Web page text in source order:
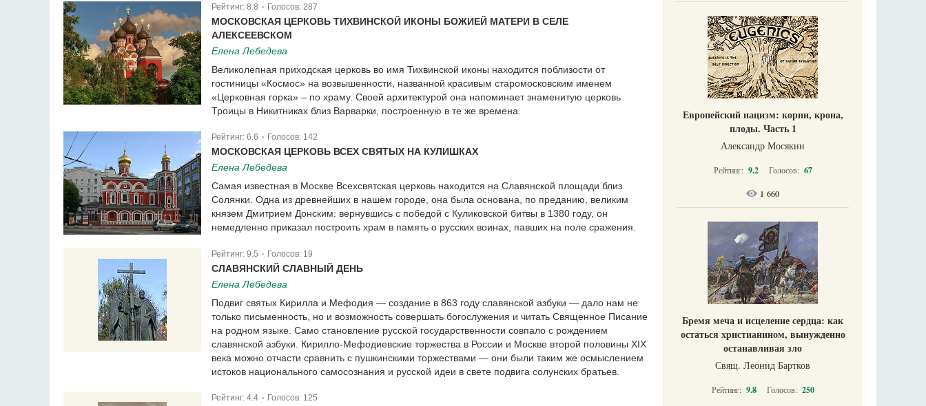
Рейтинг: 8.8 Голосов: 287
МОСКОВСКАЯ ЦЕРКОВЬ ТИХВИНСКОЙ ИКОНЫ БОЖИЕЙ МАТЕРИ В СЕЛЕ
АЛЕКСЕЕВСКОМ
Елена Лебедева
Великолепная приходская церковь во имя Тихвинской иконы находится поблизости от
гостиницы «Космос» на возвышенности, названной красивым старомосковским именем
«Церковная горка» – по храму. Своей архитектурой она напоминает знаменитую церковь
Троицы в Никитниках близ Варварки, построенную в те же времена.
Рейтинг: 6.6 Голосов: 142
МОСКОВСКАЯ ЦЕРКОВЬ ВСЕХ СВЯТЫХ НА КУЛИШКАХ
Елена Лебедева
Самая известная в Москве Всехсвятская церковь находится на Славянской площади близ
Солянки. Одна из древнейших в нашем городе, она была основана, по преданию, великим
князем Дмитрием Донским: вернувшись с победой с Куликовской битвы в 1380 году, он
немедленно приказал построить храм в память о русских воинах, павших на поле сражения.
Рейтинг: 9.5 Голосов: 19
СЛАВЯНСКИЙ СЛАВНЫЙ ДЕНЬ
Елена Лебедева
Подвиг святых Кирилла и Мефодия — создание в 863 году славянской азбуки — дало нам не
только письменность, но и возможность совершать богослужения и читать Священное Писание
на родном языке. Само становление русской государственности совпало с рождением
славянской азбуки. Кирилло-Мефодиевские торжества в России и Москве второй половины XIX
века можно отчасти сравнить с пушкинскими торжествами — они были таким же осмыслением
истоков национального самосознания и русской идеи в свете подвига солунских братьев.
Рейтинг: 4.4 Голосов: 125
Европейский нацизм: корни, крона,
плоды. Часть 1
Александр Мосякин
Рейтинг: 9.2 Голосов: 67
1 660
Бремя меча и исцеление сердца: как
остаться христианином, вынужденно
останавливая зло
Свящ. Леонид Бартков
Рейтинг: 9.8 Голосов: 250